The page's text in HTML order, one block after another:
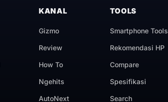
KANAL
Gizmo
Review
How To
Ngehits
AutoNext
TOOLS
Smartphone Tools
Rekomendasi HP
Compare
Spesifikasi
Search